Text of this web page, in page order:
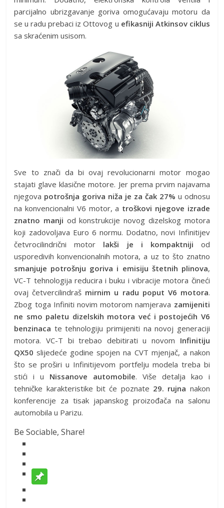
parcijalno ubrizgavanje goriva omogućavaju motoru da
se u radu prebaci iz Ottovog u efikasniji Atkinsov ciklus
sa skraćenim usisom.
Sve to znači da bi ovaj revolucionarni motor mogao
stajati glave klasične motore. Jer prema prvim najavama
njegova potrošnja goriva niža je za čak 27% u odnosu
na konvencionalni V6 motor, a troškovi njegove izrade
znatno manji od konstrukcije novog dizelskog motora
koji zadovoljava Euro 6 normu. Dodatno, novi Infinitijev
četvrocilindrični motor lakši je i kompaktniji od
usporedivih konvencionalnih motora, a uz to što znatno
smanjuje potrošnju goriva i emisiju štetnih plinova,
VC-T tehnologija reducira i buku i vibracije motora čineći
ovaj četvercilindraš mirnim u radu poput V6 motora.
Zbog toga Infiniti novim motorom namjerava zamijeniti
ne smo paletu dizelskih motora već i postojećih V6
benzinaca te tehnologiju primijeniti na novoj generaciji
motora. VC-T bi trebao debitirati u novom Infinitiju
QX50 slijedeće godine spojen na CVT mjenjač, a nakon
što se proširi u Infinitijevom portfelju modela treba bi
stići i u Nissanove automobile. Više detalja kao i
tehničke karakteristike bit će poznate 29. rujna nakon
konferencije za tisak japanskog proizođača na salonu
automobila u Parizu.
Be Sociable, Share!